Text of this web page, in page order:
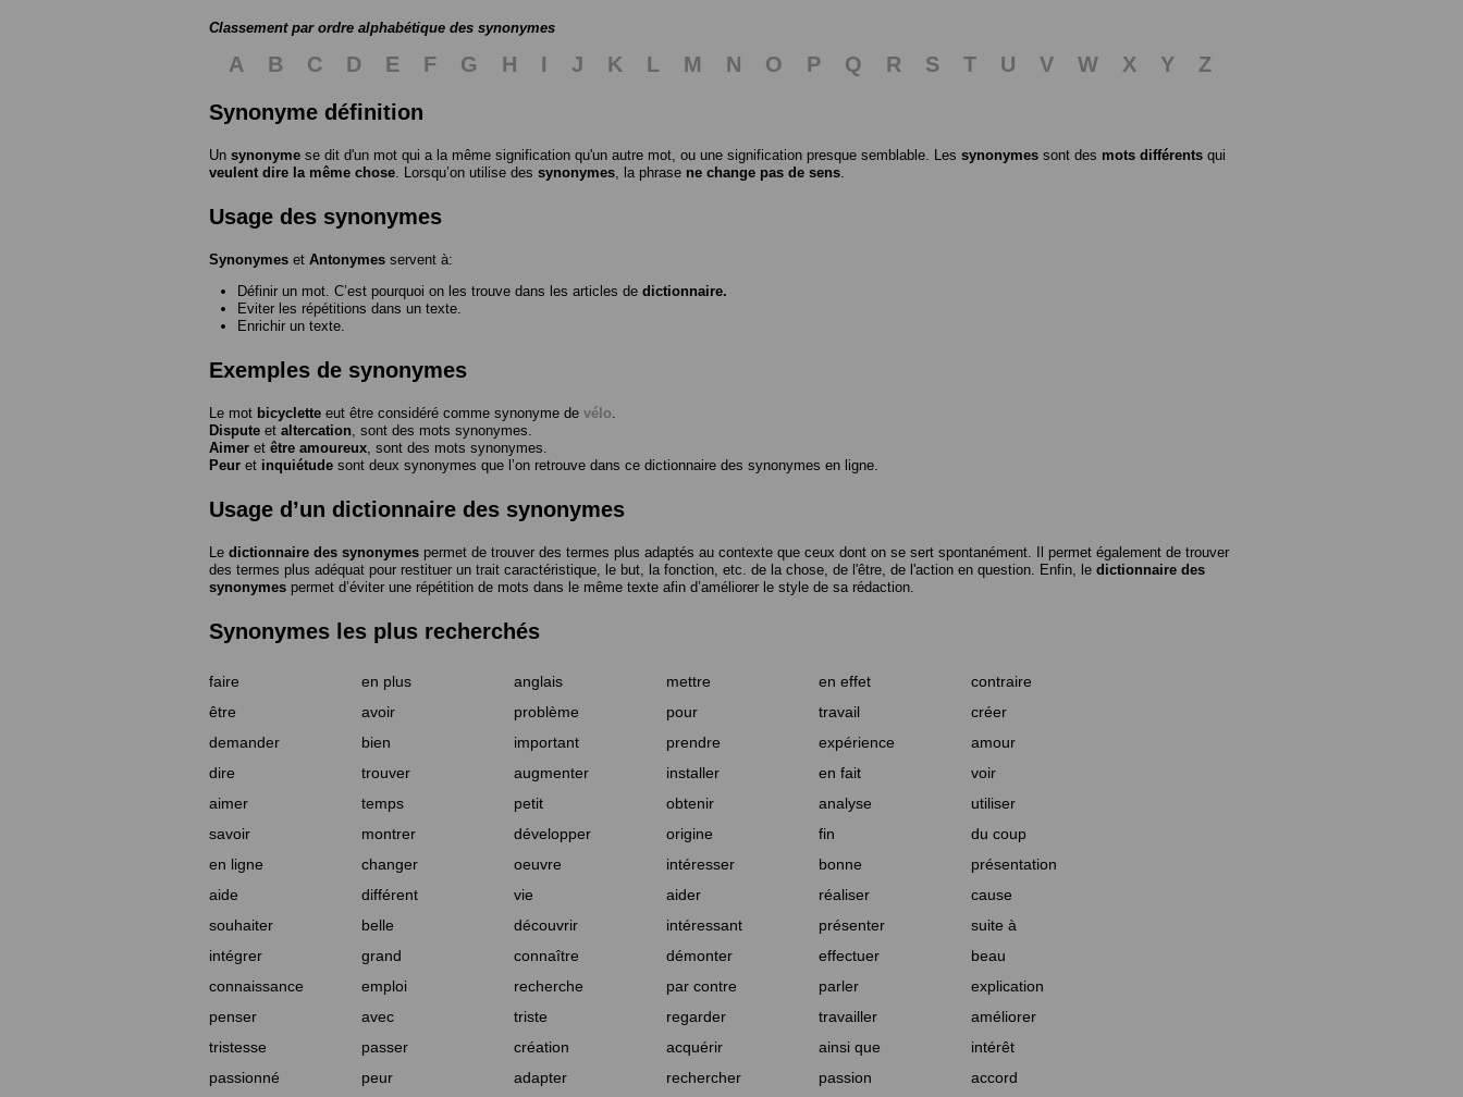
Classement par ordre alphabétique des synonymes
A B C D E F G H I J K L M N O P Q R S T U V W X Y
Z
Synonyme définition
Un synonyme se dit d'un mot qui a la même signification qu'un autre mot, ou une signification presque semblable. Les synonymes sont des mots différents qui
veulent dire la même chose . Lorsqu’on utilise des synonymes , la phrase ne change pas de sens
Usage des synonymes
Synonymes et Antonymes servent à:
Définir un mot. C’est pourquoi on les trouve dans les articles de dictionnaire.
Eviter les répétitions dans un texte.
Enrichir un texte.
Exemples de synonymes
Le mot bicyclette eut être considéré comme synonyme de vélo
Dispute et altercation , sont des mots synonymes.
Aimer et être amoureux , sont des mots synonymes.
Peur et inquiétude sont deux synonymes que l’on retrouve dans ce dictionnaire des synonymes en ligne.
Usage d’un dictionnaire des synonymes
Le dictionnaire des synonymes permet de trouver des termes plus adaptés au contexte que ceux dont on se sert spontanément. Il permet également de trouver
des termes plus adéquat pour restituer un trait caractéristique, le but, la fonction, etc. de la chose, de l'être, de l'action en question. Enfin, le dictionnaire des
synonymes permet d’éviter une répétition de mots dans le même texte afin d’améliorer le style de sa rédaction.
Synonymes les plus recherchés
faire en plus anglais mettre en effet
contraire
être
avoir problème pour travail
créer
demander
bien important prendre expérience
amour
dire
trouver augmenter installer en fait
voir
aimer
temps petit obtenir analyse
utiliser
savoir
montrer développer origine fin
du coup
en ligne
changer oeuvre intéresser bonne
présentation
aide
différent vie aider réaliser
cause
souhaiter
belle découvrir intéressant présenter
suite à
intégrer
grand connaître démonter effectuer
beau
connaissance
emploi recherche par contre parler
explication
penser
avec triste regarder travailler
améliorer
tristesse
passer création acquérir ainsi que
intérêt
passionné
peur adapter rechercher passion accord